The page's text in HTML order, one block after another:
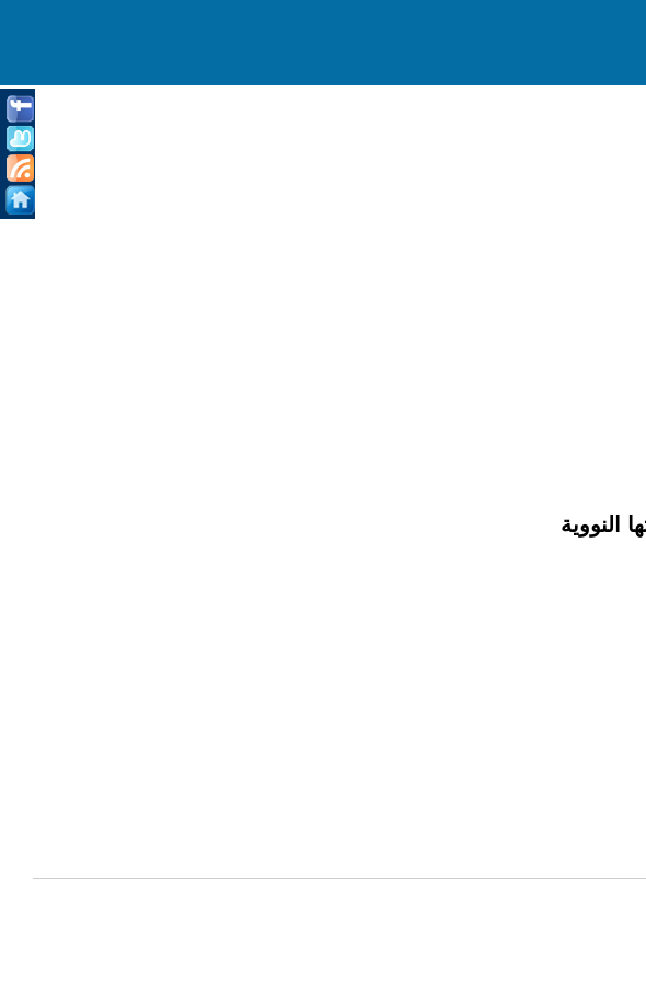
النووية